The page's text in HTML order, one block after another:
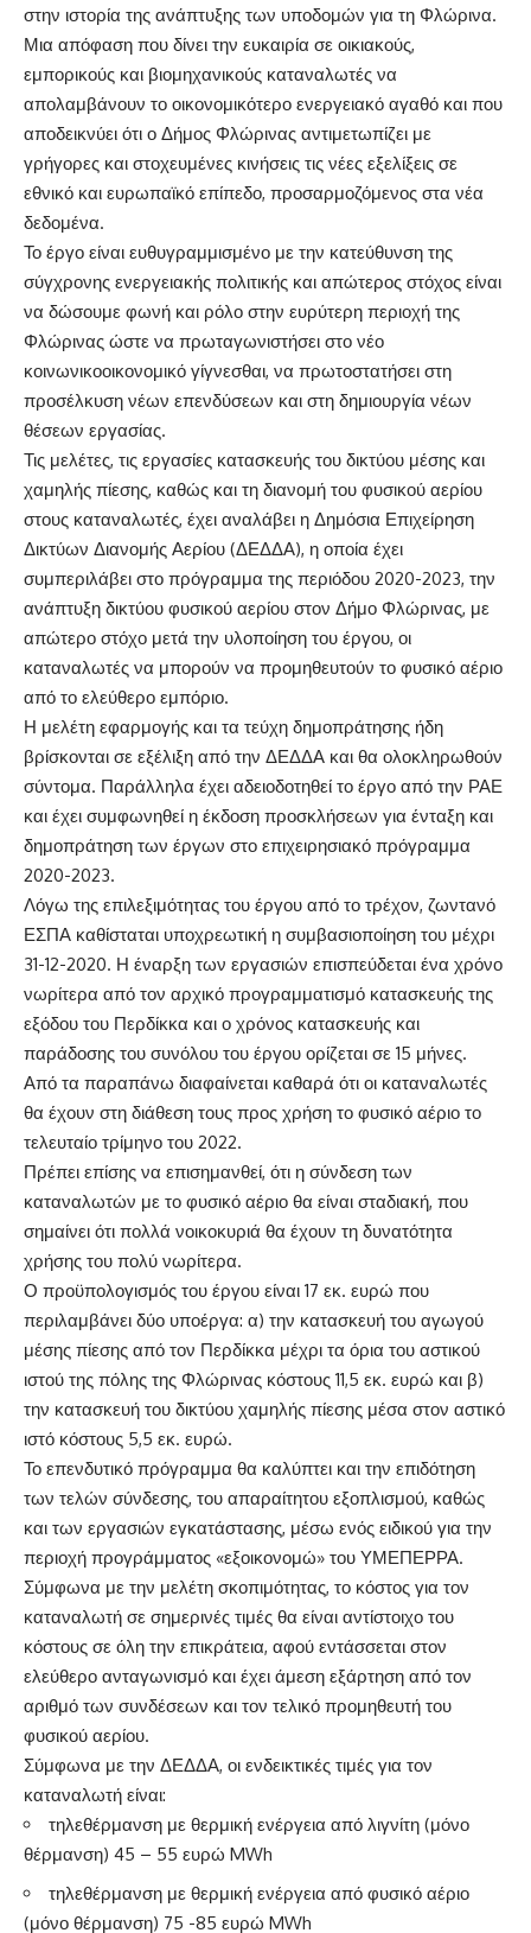
στην ιστορία της ανάπτυξης των υποδομών για τη Φλώρινα.
Μια απόφαση που δίνει την ευκαιρία σε οικιακούς,
εμπορικούς και βιομηχανικούς καταναλωτές να
απολαμβάνουν το οικονομικότερο ενεργειακό αγαθό και που
αποδεικνύει ότι ο Δήμος Φλώρινας αντιμετωπίζει με
γρήγορες και στοχευμένες κινήσεις τις νέες εξελίξεις σε
εθνικό και ευρωπαϊκό επίπεδο, προσαρμοζόμενος στα νέα
δεδομένα.
Το έργο είναι ευθυγραμμισμένο με την κατεύθυνση της
σύγχρονης ενεργειακής πολιτικής και απώτερος στόχος είναι
να δώσουμε φωνή και ρόλο στην ευρύτερη περιοχή της
Φλώρινας ώστε να πρωταγωνιστήσει στο νέο
κοινωνικοοικονομικό γίγνεσθαι, να πρωτοστατήσει στη
προσέλκυση νέων επενδύσεων και στη δημιουργία νέων
θέσεων εργασίας.
Τις μελέτες, τις εργασίες κατασκευής του δικτύου μέσης και
χαμηλής πίεσης, καθώς και τη διανομή του φυσικού αερίου
στους καταναλωτές, έχει αναλάβει η Δημόσια Επιχείρηση
Δικτύων Διανομής Αερίου (ΔΕΔΔΑ), η οποία έχει
συμπεριλάβει στο πρόγραμμα της περιόδου 2020-2023, την
ανάπτυξη δικτύου φυσικού αερίου στον Δήμο Φλώρινας, με
απώτερο στόχο μετά την υλοποίηση του έργου, οι
καταναλωτές να μπορούν να προμηθευτούν το φυσικό αέριο
από το ελεύθερο εμπόριο.
Η μελέτη εφαρμογής και τα τεύχη δημοπράτησης ήδη
βρίσκονται σε εξέλιξη από την ΔΕΔΔΑ και θα ολοκληρωθούν
σύντομα. Παράλληλα έχει αδειοδοτηθεί το έργο από την ΡΑΕ
και έχει συμφωνηθεί η έκδοση προσκλήσεων για ένταξη και
δημοπράτηση των έργων στο επιχειρησιακό πρόγραμμα
2020-2023.
Λόγω της επιλεξιμότητας του έργου από το τρέχον, ζωντανό
ΕΣΠΑ καθίσταται υποχρεωτική η συμβασιοποίηση του μέχρι
31-12-2020. Η έναρξη των εργασιών επισπεύδεται ένα χρόνο
νωρίτερα από τον αρχικό προγραμματισμό κατασκευής της
εξόδου του Περδίκκα και ο χρόνος κατασκευής και
παράδοσης του συνόλου του έργου ορίζεται σε 15 μήνες.
Από τα παραπάνω διαφαίνεται καθαρά ότι οι καταναλωτές
θα έχουν στη διάθεση τους προς χρήση το φυσικό αέριο το
τελευταίο τρίμηνο του 2022.
Πρέπει επίσης να επισημανθεί, ότι η σύνδεση των
καταναλωτών με το φυσικό αέριο θα είναι σταδιακή, που
σημαίνει ότι πολλά νοικοκυριά θα έχουν τη δυνατότητα
χρήσης του πολύ νωρίτερα.
Ο προϋπολογισμός του έργου είναι 17 εκ. ευρώ που
περιλαμβάνει δύο υποέργα: α) την κατασκευή του αγωγού
μέσης πίεσης από τον Περδίκκα μέχρι τα όρια του αστικού
ιστού της πόλης της Φλώρινας κόστους 11,5 εκ. ευρώ και β)
την κατασκευή του δικτύου χαμηλής πίεσης μέσα στον αστικό
ιστό κόστους 5,5 εκ. ευρώ.
Το επενδυτικό πρόγραμμα θα καλύπτει και την επιδότηση
των τελών σύνδεσης, του απαραίτητου εξοπλισμού, καθώς
και των εργασιών εγκατάστασης, μέσω ενός ειδικού για την
περιοχή προγράμματος «εξοικονομώ» του ΥΜΕΠΕΡΡΑ.
Σύμφωνα με την μελέτη σκοπιμότητας, το κόστος για τον
καταναλωτή σε σημερινές τιμές θα είναι αντίστοιχο του
κόστους σε όλη την επικράτεια, αφού εντάσσεται στον
ελεύθερο ανταγωνισμό και έχει άμεση εξάρτηση από τον
αριθμό των συνδέσεων και τον τελικό προμηθευτή του
φυσικού αερίου.
Σύμφωνα με την ΔΕΔΔΑ, οι ενδεικτικές τιμές για τον
καταναλωτή είναι:
τηλεθέρμανση με θερμική ενέργεια από λιγνίτη (μόνο
θέρμανση) 45 – 55 ευρώ MWh
τηλεθέρμανση με θερμική ενέργεια από φυσικό αέριο
(μόνο θέρμανση) 75 -85 ευρώ MWh